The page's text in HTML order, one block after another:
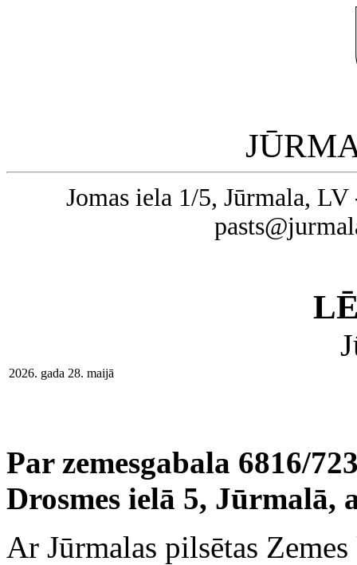
Jomas iela 1/5, Jūrmala,
2026. gada 28. maijā
Par zemesgabala 6816/
Drosmes ielā 5, Jūrmalā,
Ar Jūrmalas pilsētas